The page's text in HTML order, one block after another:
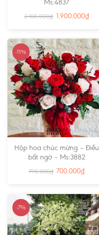
Ms:4837
2.100.000₫ 1.900.000₫
-11%
Hộp hoa chúc mừng – Điều
bất ngờ – Ms:3882
790.000₫ 700.000₫
-7%